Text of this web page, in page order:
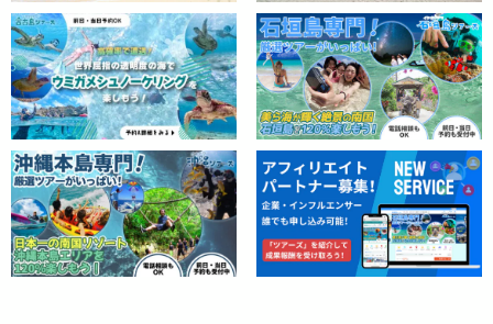
【宮古島/池間島漁港発着/釣り】初心者・女性・子供も
楽しめる☆簡単ルアーフィッシング半日ツアー＜写真
プレゼント付き＞（No.894）
開始時間：8:45-12:00 / 12:45-16:00
所要時間：約3時間15分
10,000円
↓【平良港発着】釣りツアーはこちら↓
【受付停止】【宮古島/平良港発着/約2時間】市街地近
くでアクセス便利！空いた時間でお手軽に☆ちょい釣
り体験ツアー☆初心者＆女性も大歓迎！（No.966）
開始時間：9:00-11:00 / 15:00-17:00
所要時間：約2時間
9,000円→ 6,000円